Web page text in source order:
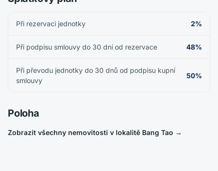
Při rezervaci jednotky 2%
Při podpisu smlouvy do 30 dní od rezervace 48%
Při převodu jednotky do 30 dnů od podpisu kupní
smlouvy
50%
Poloha
Zobrazit všechny nemovitosti v lokalitě Bang Tao →